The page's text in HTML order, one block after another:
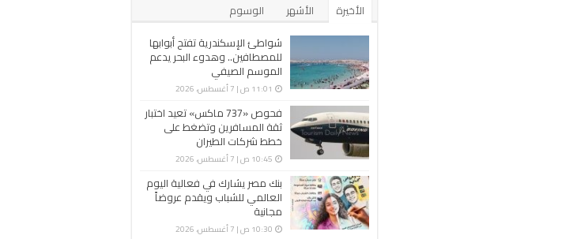
الأخيرة الأشهر
الوسوم
شواطئ الإسكندرية تفتح أبوابها
للمصطافين.. وهدوء البحر يدعم
الموسم الصيفي
11:01 ص | 7 أغسطس، 2026
فحوص «737 ماكس» تعيد اختبار
ثقة المسافرين وتضغط على
خطط شركات الطيران
10:45 ص | 7 أغسطس، 2026
بنك مصر يشارك في فعالية اليوم
العالمي للشباب ويقدم عروضاً
مجانية
10:30 ص | 7 أغسطس، 2026